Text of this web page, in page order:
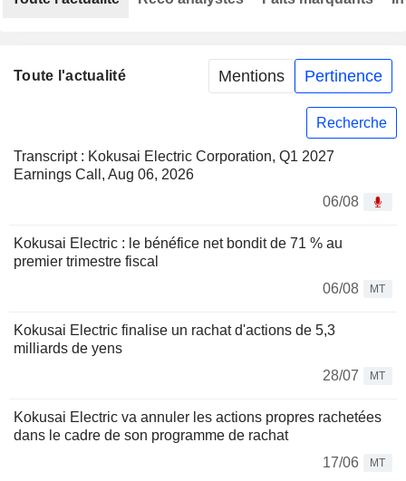
Toute l'actualité Mentions Pertinence
Recherche
Transcript : Kokusai Electric Corporation, Q1 2027
Earnings Call, Aug 06, 2026
06/08
Kokusai Electric : le bénéfice net bondit de 71 % au
premier trimestre fiscal
06/08
MT
Kokusai Electric finalise un rachat d'actions de 5,3
milliards de yens
28/07
MT
Kokusai Electric va annuler les actions propres rachetées
dans le cadre de son programme de rachat
17/06
MT